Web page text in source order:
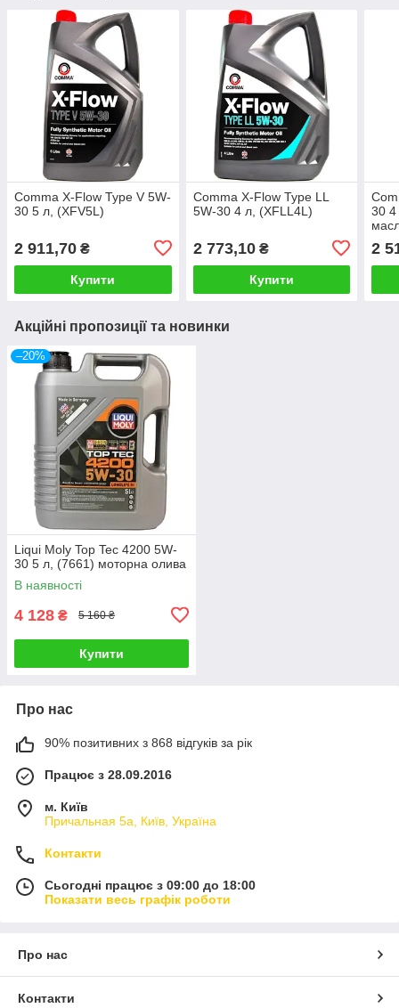
Comma X-Flow Type V 5W-
30 5 л, (XFV5L)
2 911,70 ₴
Купити
Comma X-Flow Type LL
5W-30 4 л, (XFLL4L)
2 773,10₴
Купити
30
2
Акційні пропозиції та новинки
–20%
Liqui Moly Top Tec 4200 5W-
30 5 л, (7661) моторна олива
В наявності
4 128 ₴ 5 160 ₴
Купити
Про нас
90% позитивних з 868 відгуків за рік
Працює з 28.09.2016
м. Київ
Причальная 5а, Київ, Україна
Контакти
Сьогодні працює з 09:00 до 18:00
Показати весь графік роботи
Про нас
Контакти